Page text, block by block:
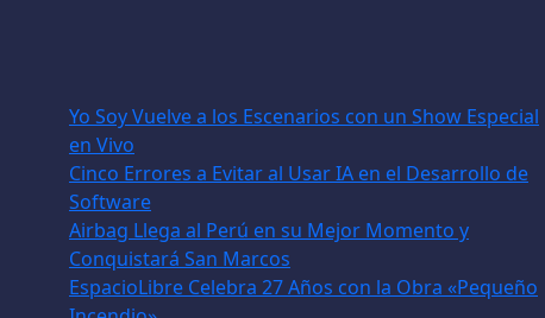
Yo Soy Vuelve a los Escenarios con un Show Especial
en Vivo
Cinco Errores a Evitar al Usar IA en el Desarrollo de
Software
Airbag Llega al Perú en su Mejor Momento y
Conquistará San Marcos
EspacioLibre Celebra 27 Años con la Obra «Pequeño